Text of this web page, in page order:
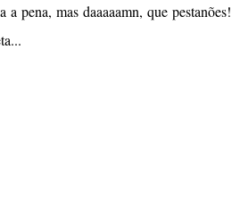
pena, mas daaaaamn, que pestanões!